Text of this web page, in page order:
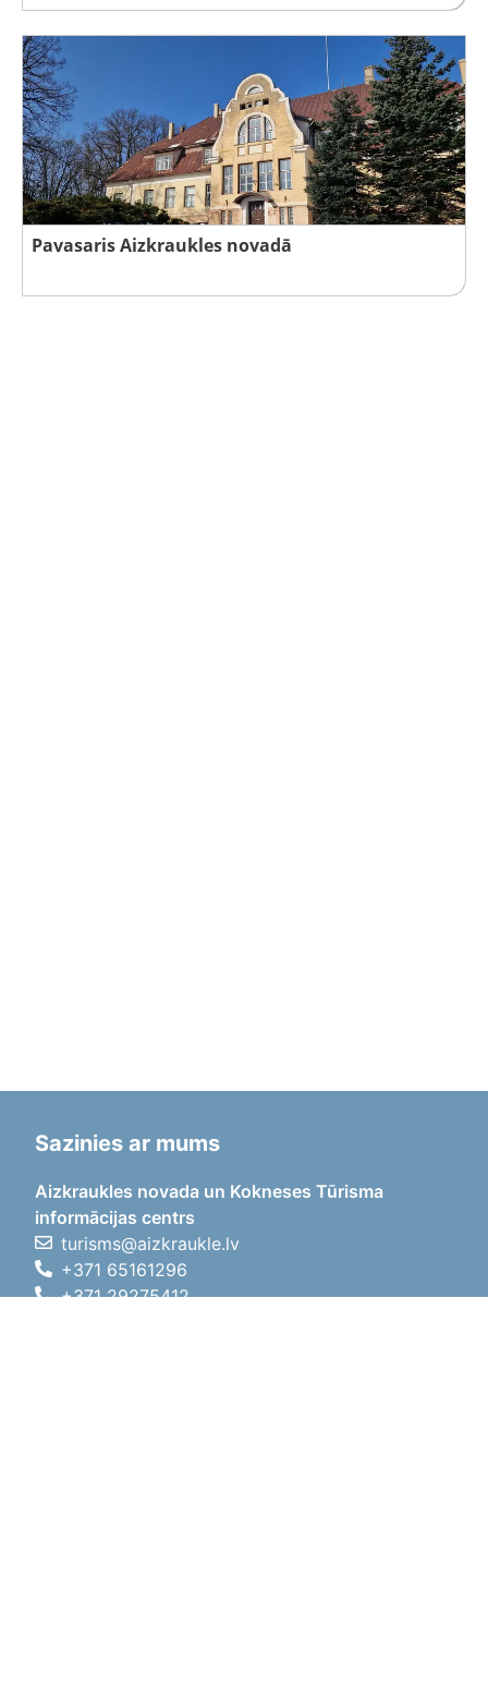
Pavasaris Aizkraukles novadā
Sazinies ar mums
Aizkraukles novada un Kokneses Tūrisma
informācijas centrs
turisms@aizkraukle.lv
+371 65161296
+371 29275412